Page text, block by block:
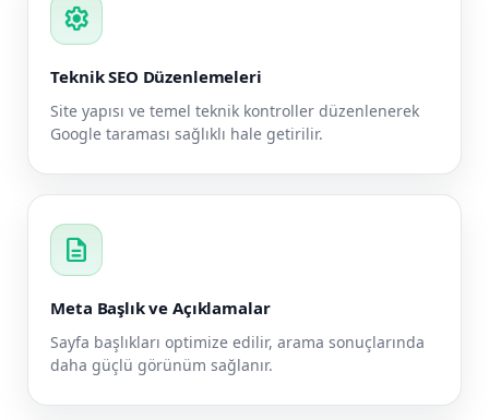
settings
Teknik SEO Düzenlemeleri
Site yapısı ve temel teknik kontroller düzenlenerek
Google taraması sağlıklı hale getirilir.
description
Meta Başlık ve Açıklamalar
Sayfa başlıkları optimize edilir, arama sonuçlarında
daha güçlü görünüm sağlanır.